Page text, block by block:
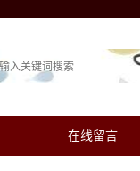
在线留言